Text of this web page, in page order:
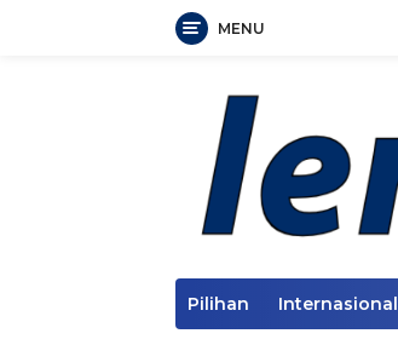
MENU
Pilihan Internasional